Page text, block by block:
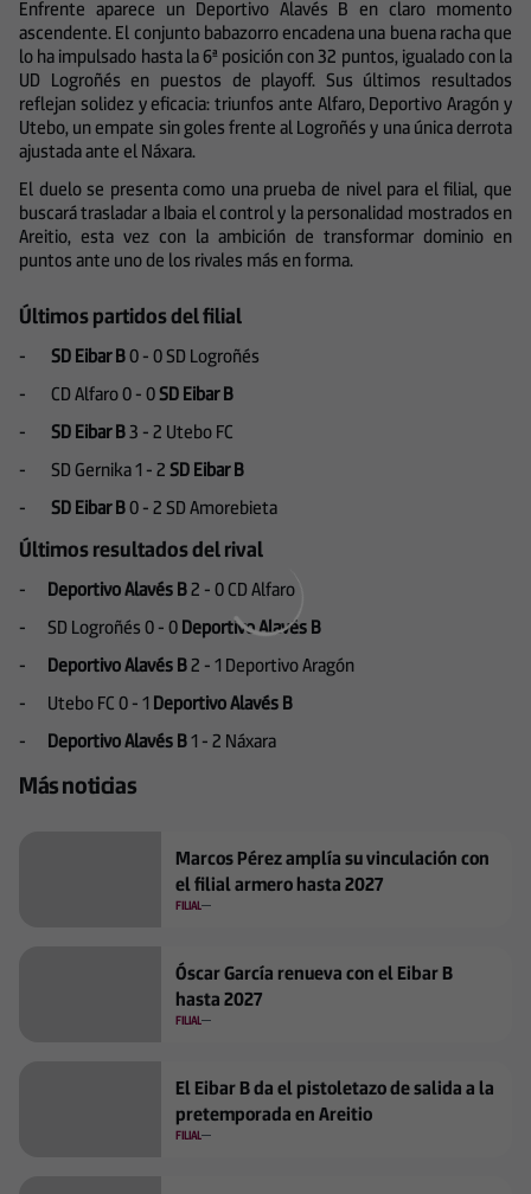
Enfrente aparece un Deportivo Alavés B en claro momento
ascendente. El conjunto babazorro encadena una buena racha que
lo ha impulsado hasta la 6ª posición con 32 puntos, igualado con la
UD Logroñés en puestos de playoff. Sus últimos resultados
reflejan solidez y eficacia: triunfos ante Alfaro, Deportivo Aragón y
Utebo, un empate sin goles frente al Logroñés y una única derrota
ajustada ante el Náxara.
El duelo se presenta como una prueba de nivel para el filial, que
buscará trasladar a Ibaia el control y la personalidad mostrados en
Areitio, esta vez con la ambición de transformar dominio en
puntos ante uno de los rivales más en forma.
Últimos partidos del filial
- SD Eibar B0 - 0 SD Logroñés
-
CD Alfaro 0 - 0SD Eibar B
-
SD Eibar B3 - 2 Utebo FC
-
SDGernika 1 - 2SD Eibar B
-
SD Eibar B0 - 2 SD Amorebieta
Últimos resultados del rival
- Deportivo Alavés B2 - 0 CD Alfaro
- SD Logroñés 0 - 0Deportivo Alavés B
- Deportivo Alavés B2 - 1 Deportivo Aragón
- Utebo FC 0 - 1 Deportivo Alavés B
- Deportivo Alavés B1 - 2 Náxara
Más noticias
Marcos Pérez amplía su vinculación con
el filial armero hasta 2027
FILIAL
Óscar García renueva con el Eibar B
hasta 2027
FILIAL
El Eibar B da el pistoletazo de salida a la
pretemporada en Areitio
FILIAL